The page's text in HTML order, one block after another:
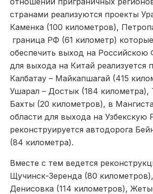
странами реализуются проекты
Каменка (100 километров),
граница РФ (61 километр)
обеспечить выход на
для выхода на Китай реализуется
Калбатау – Майкапшагай (415
Ушарал – Достык (184 километра),
Бахты (20 километров), в
области для выхода на Узбекскую
реконструируется автодорога
(84 километра).
Вместе с тем ведется
Щучинск-Зеренда (80
Денисовка (114 километров),